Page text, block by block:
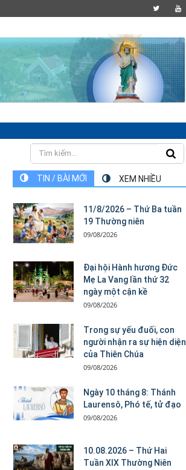
TIN / BÀI MỚI XEM NHIỀU
11/8/2026 – Thứ Ba tuần
19 Thường niên
09/08/2026
Đại hội Hành hương Đức
Mẹ La Vang lần thứ 32
ngày một cận kề
09/08/2026
Trong sự yếu đuối, con
người nhận ra sự hiện diện
của Thiên Chúa
09/08/2026
Ngày 10 tháng 8: Thánh
Laurensô, Phó tế, tử đạo
09/08/2026
10.08.2026 – Thứ Hai
Tuần XIX Thường Niên